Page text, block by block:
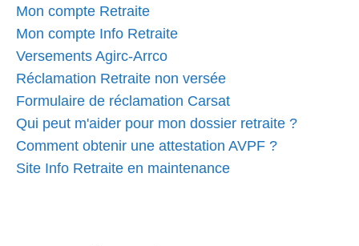
Mon compte Retraite
Mon compte Info Retraite
Versements Agirc-Arrco
Réclamation Retraite non versée
Formulaire de réclamation Carsat
Qui peut m'aider pour mon dossier retraite ?
Comment obtenir une attestation AVPF ?
Site Info Retraite en maintenance